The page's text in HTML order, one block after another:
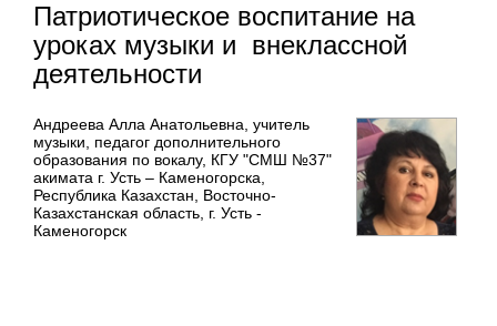
Патриотическое воспитание на
уроках музыки и внеклассной
деятельности
Андреева Алла Анатольевна, учитель
музыки, педагог дополнительного
образования по вокалу, КГУ "СМШ №37"
акимата г. Усть – Каменогорска,
Республика Казахстан, Восточно-
Казахстанская область, г. Усть -
Каменогорск